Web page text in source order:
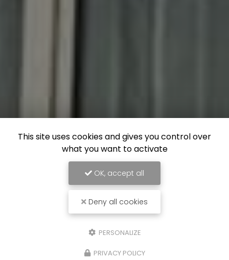
This site uses cookies and gives you control over
what you want to activate
OK, accept all
Deny all cookies
PERSONALIZE
PRIVACY POLICY